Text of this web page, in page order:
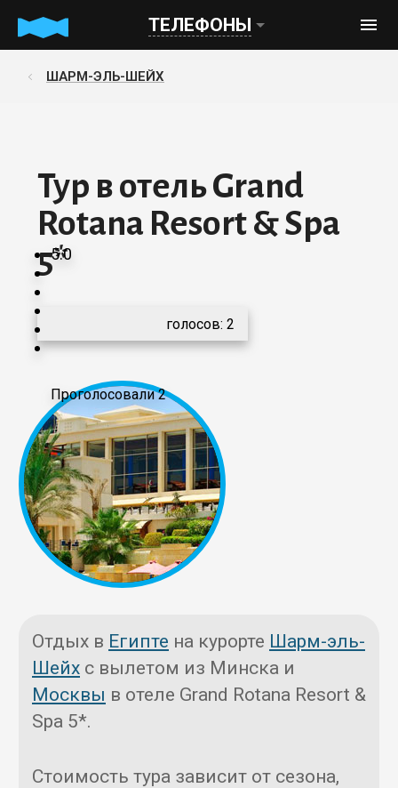
ТЕЛЕФОНЫ
ШАРМ-ЭЛЬ-ШЕЙХ
Тур в отель Grand
Rotana Resort & Spa
5*
5.0
Проголосовали 2
голосов: 2
Отдых в Египте на курорте Шарм-эль-
Шейх с вылетом из Минска и
Москвы в отеле Grand Rotana Resort &
Spa 5*.
Стоимость тура зависит от сезона,